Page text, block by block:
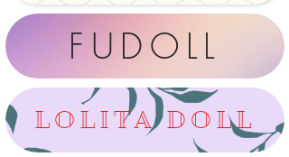
FUDOLL
LOLITA DOLL